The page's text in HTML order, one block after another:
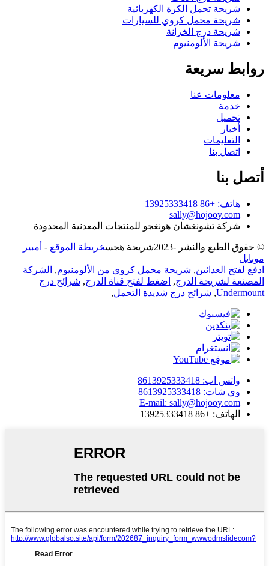
شريحة تحمل الكرة الكهربائية
شريحة محمل كروي للسيارات
شريحة درج الخزانة
شريحة الألومنيوم
روابط سريعة
معلومات عنا
خدمة
تحميل
أخبار
التعليمات
اتصل بنا
أتصل بنا
هاتف: +86 13925333418
sally@hojooy.com
شركة تشونغشان هونغجو للمنتجات المعدنية المحدودة
© حقوق الطبع والنشر -2023شريحة هجسخريطة الموقع - أمبير
موبايل
ادفع لفتح العدائين, شريحة محمل كروي من الألومنيوم, الشركة
المصنعة لشريحة الدرج, اضغط لفتح قناة الدرج, شرائح درج
Undermount
, شرائح درج شديدة التحمل,
واتس اب: 8613925333418
وي شات: 8613925333418
E-mail: sally@hojooy.com
الهاتف: +86 13925333418